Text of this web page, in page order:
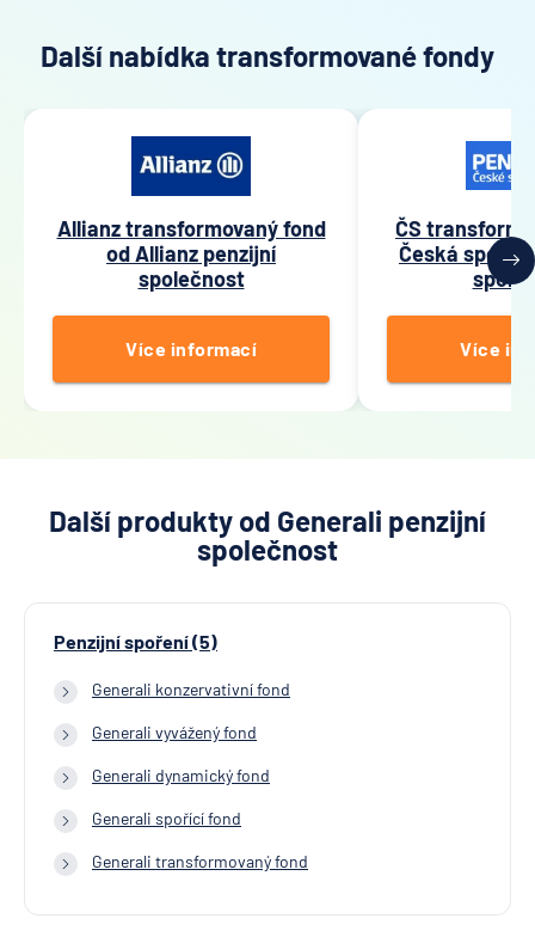
Další nabídka transformované fondy
Allianz transformovaný fond
od Allianz penzijní
společnost
Více informací
ČS
Česká
Více
Další produkty od Generali penzijní
společnost
Penzijní spoření (5)
Generali konzervativní fond
Generali vyvážený fond
Generali dynamický fond
Generali spořící fond
Generali transformovaný fond